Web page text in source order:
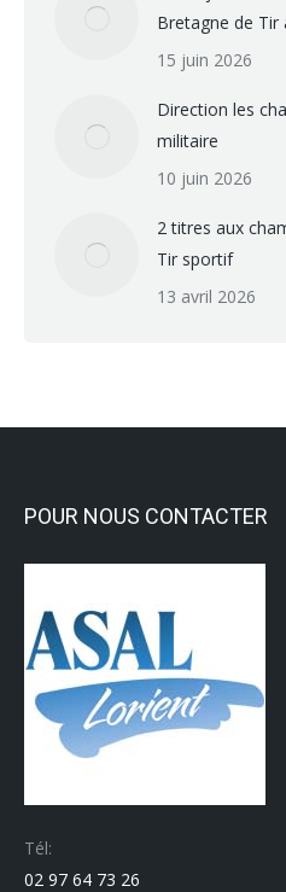
Bretagne de Tir
15 juin 2026
Direction les
militaire
10 juin 2026
2 titres aux
Tir sportif
13 avril 2026
POUR NOUS CONTACTER
Tél:
02 97 64 73 26